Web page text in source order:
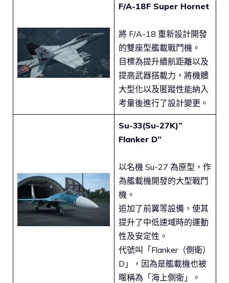
F/A-18F Super Hornet
將 F/A-18 重新設計開發
的雙座型艦載戰鬥機。
目標為提升續航距離以及
提高武器搭載力，將機體
大型化以及匿蹤性能納入
考量後進行了設計變更。
Su-33(Su-27K)”
Flanker D”
以名機 Su-27 為原型，作
為艦載機開發的大型戰鬥
機。
追加了前翼等設備，使其
提升了中低速域時的運動
性及安定性。
代號叫「Flanker（側衛）
D」，因為是艦載機也被
暱稱為「海上側衛」。